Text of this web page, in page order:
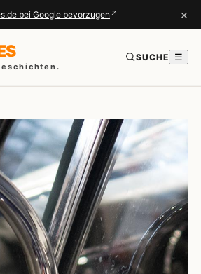
bei Google bevorzugen ↗ ×
SUCHE ☰